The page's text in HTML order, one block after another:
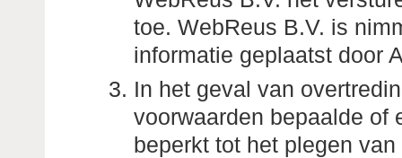
toe. WebReus B.V. is
informatie geplaatst door
In het geval van
voorwaarden bepaalde of
beperkt tot het plegen